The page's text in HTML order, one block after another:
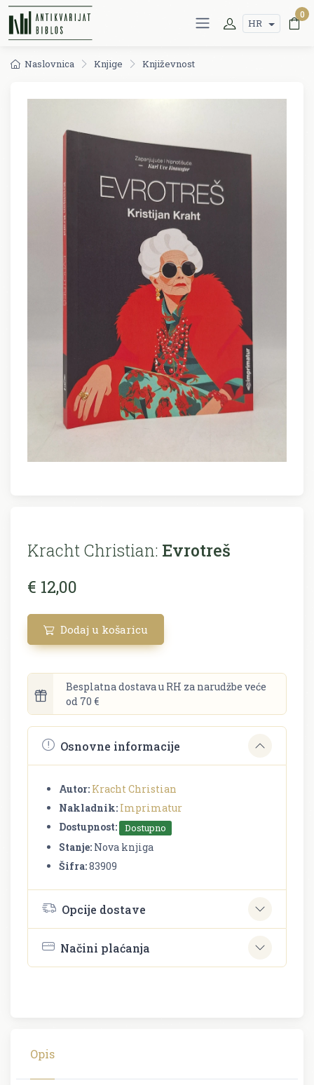
HR
0
Naslovnica Knjige Književnost
Kracht Christian: Evrotreš
€ 12,00
Dodaj u košaricu
Besplatna dostava u RH za narudžbe veće
od 70 €
Osnovne informacije
Autor: Kracht Christian
Nakladnik: Imprimatur
Dostupnost:
Dostupno
Stanje: Nova knjiga
Šifra:83909
Opcije dostave
Načini plaćanja
Opis